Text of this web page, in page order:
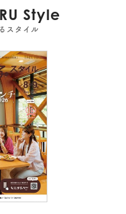
Style
スタイル